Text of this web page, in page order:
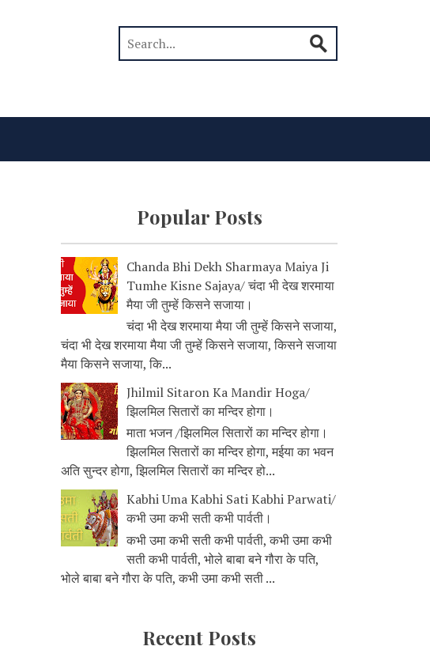
Popular Posts
Chanda Bhi Dekh Sharmaya Maiya Ji
Tumhe Kisne Sajaya/ चंदा भी देख शरमाया
मैया जी तुम्हें किसने सजाया।
चंदा भी देख शरमाया मैया जी तुम्हें किसने सजाया,
चंदा भी देख शरमाया मैया जी तुम्हें किसने सजाया, किसने सजाया
मैया किसने सजाया, कि...
Jhilmil Sitaron Ka Mandir Hoga/
झिलमिल सितारों का मन्दिर होगा।
माता भजन /झिलमिल सितारों का मन्दिर होगा।
झिलमिल सितारों का मन्दिर होगा, मईया का भवन
अति सुन्दर होगा, झिलमिल सितारों का मन्दिर हो...
Kabhi Uma Kabhi Sati Kabhi Parwati/
कभी उमा कभी सती कभी पार्वती।
कभी उमा कभी सती कभी पार्वती, कभी उमा कभी
सती कभी पार्वती, भोले बाबा बने गौरा के पति,
भोले बाबा बने गौरा के पति, कभी उमा कभी सती ...
Recent Posts